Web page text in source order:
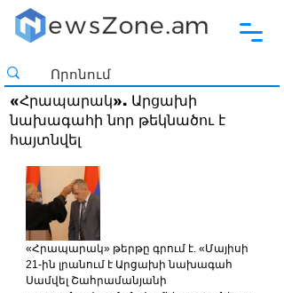
«Հրապարակ». Արցախի
նախագահի նոր թեկնածու է
հայտնվել
«Հրապարակ» թերթը գրում է. «Մայիսի
21-ին լրանում է Արցախի նախագահ
Սամվել Շահրամանյանի